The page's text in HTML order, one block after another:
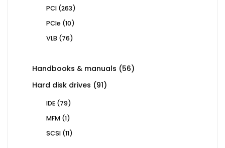
PCI 263263
PCIe 1010
VLB 7676
Handbooks & manuals 5656
Hard disk drives 9191
IDE 7979
MFM 11
SCSI 1111